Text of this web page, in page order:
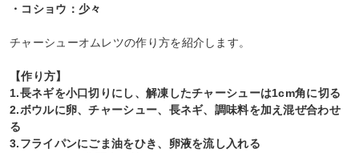
・コショウ：少々
チャーシューオムレツの作り方を紹介します。
【作り方】
1.長ネギを小口切りにし、解凍したチャーシューは1cm角に切る
2.ボウルに卵、チャーシュー、長ネギ、調味料を加え混ぜ合わせ
る
3.フライパンにごま油をひき、卵液を流し入れる